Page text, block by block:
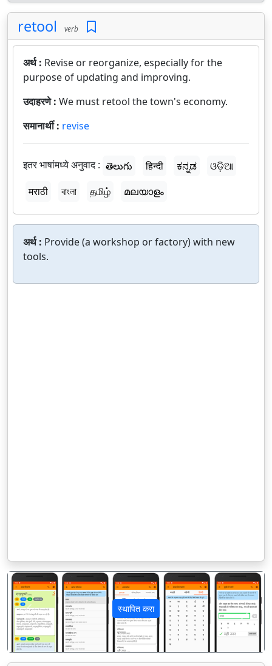
retool verb
अर्थ : Revise or reorganize, especially for the
purpose of updating and improving.
उदाहरणे : We must retool the town's economy.
समानार्थी : revise
इतर भाषांमध्ये अनुवाद : తెలుగు हिन्दी ಕನ್ನಡ
ଓଡ଼ିଆ
मराठी
বাংলা தமிழ் മലയാളം
अर्थ : Provide (a workshop or factory) with new
tools.
स्थापित करा
पिछला अगला